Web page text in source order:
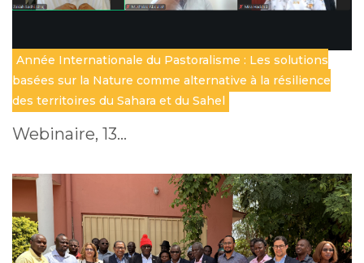
Année Internationale du Pastoralisme : Les solutions
basées sur la Nature comme alternative à la résilience
des territoires du Sahara et du Sahel
Webinaire, 13…